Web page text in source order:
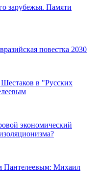
зарубежья. Памяти
повестка 2030
в "Русских
экономический
Пантелеевым: Михаил